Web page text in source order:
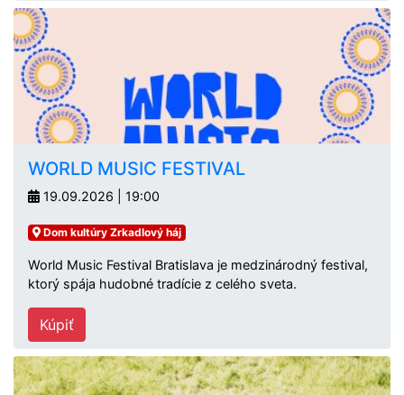
WORLD MUSIC FESTIVAL
19.09.2026 | 19:00
Dom kultúry Zrkadlový háj
World Music Festival Bratislava je medzinárodný festival,
ktorý spája hudobné tradície z celého sveta.
Kúpiť